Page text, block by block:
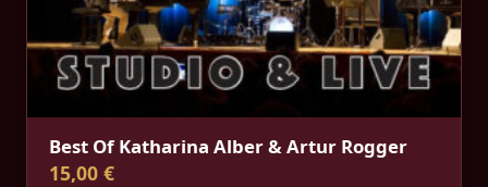
Best Of Katharina Alber & Artur Rogger
15,00 €